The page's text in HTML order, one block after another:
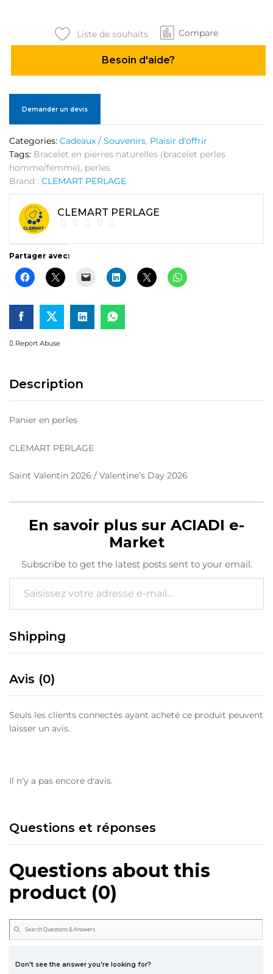
Liste de souhaits Compare
Besoin d'aide?
Demander un devis
Categories: Cadeaux / Souvenirs, Plaisir d'offrir
Tags: Bracelet en pierres naturelles (bracelet perles
homme/femme), perles
Brand : CLEMART PERLAGE
CLEMART PERLAGE
Partager avec:
Report Abuse
Description
Panier en perles
CLEMART PERLAGE
Saint Valentin 2026 / Valentine’s Day 2026
En savoir plus sur ACIADI e-
Market
Subscribe to get the latest posts sent to your email.
Saisissez votre adresse e-mail…
Shipping
Avis (0)
Seuls les clients connectés ayant acheté ce produit peuvent
laisser un avis.
Il n'y a pas encore d'avis.
Questions et réponses
Questions about this
product (0)
Don't see the answer you're looking for?